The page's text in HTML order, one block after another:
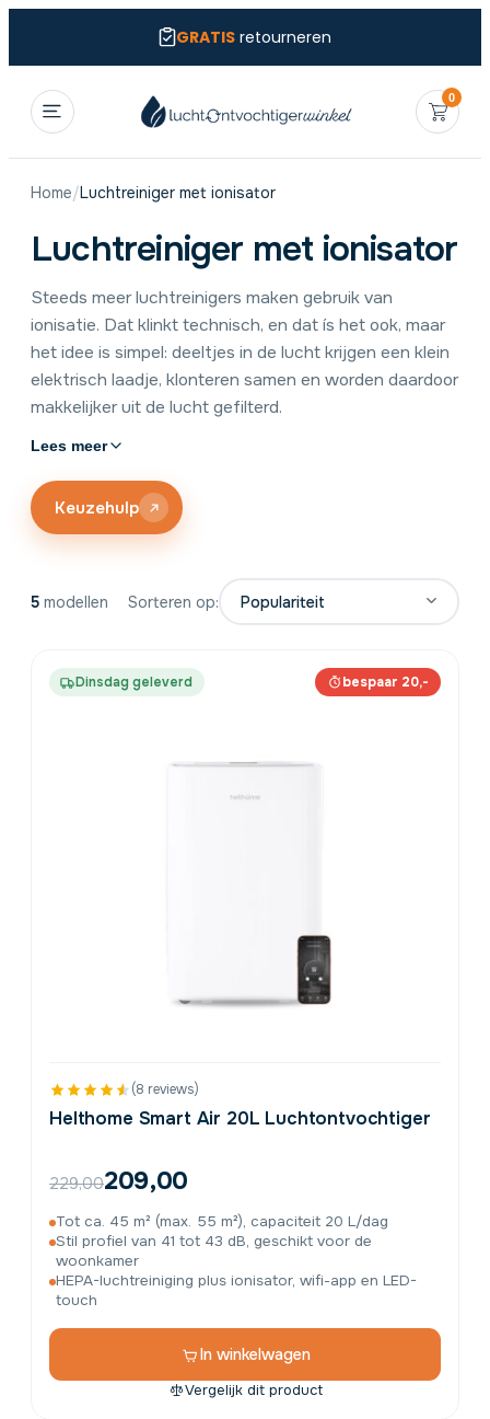
GRATISretourneren
0
Home/Luchtreiniger met ionisator
Luchtreiniger met ionisator
Steeds meer luchtreinigers maken gebruik van
ionisatie. Dat klinkt technisch, en dat ís het ook, maar
het idee is simpel: deeltjes in de lucht krijgen een klein
elektrisch laadje, klonteren samen en worden daardoor
makkelijker uit de lucht gefilterd.
Ionisatie werkt het best samen met een goed HEPA-
filter. Hieronder zie je per model welke techniek wordt
gebruikt, met uitleg over de voordelen, de veiligheid en
de juiste keuze voor jouw ruimte.
Lees meer
Keuzehulp
5 modellen Sorteren op:
Dinsdag geleverd bespaar 20,-
(8 reviews)
Helthome Smart Air 20L Luchtontvochtiger
229,00209,00
Tot ca. 45 m² (max. 55 m²), capaciteit 20 L/dag
Stil profiel van 41 tot 43 dB, geschikt voor de
woonkamer
HEPA-luchtreiniging plus ionisator, wifi-app en LED-
touch
In winkelwagen
Vergelijk dit product